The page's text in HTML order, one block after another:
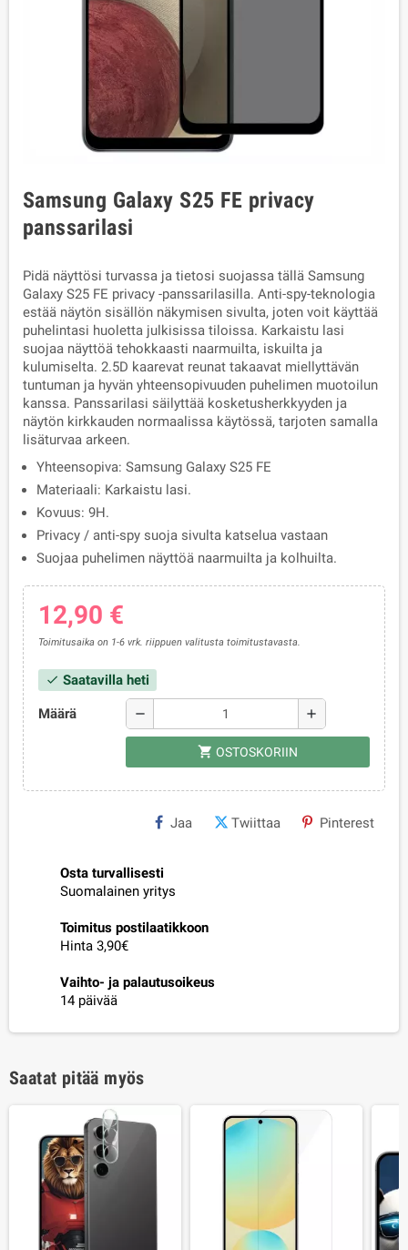
Samsung Galaxy S25 FE privacy
panssarilasi
Pidä näyttösi turvassa ja tietosi suojassa tällä Samsung
Galaxy S25 FE privacy -panssarilasilla. Anti-spy-teknologia
estää näytön sisällön näkymisen sivulta, joten voit käyttää
puhelintasi huoletta julkisissa tiloissa. Karkaistu lasi
suojaa näyttöä tehokkaasti naarmuilta, iskuilta ja
kulumiselta. 2.5D kaarevat reunat takaavat miellyttävän
tuntuman ja hyvän yhteensopivuuden puhelimen muotoilun
kanssa. Panssarilasi säilyttää kosketusherkkyyden ja
näytön kirkkauden normaalissa käytössä, tarjoten samalla
lisäturvaa arkeen.
Yhteensopiva: Samsung Galaxy S25 FE
Materiaali: Karkaistu lasi.
Kovuus: 9H.
Privacy / anti-spy suoja sivulta katselua vastaan
Suojaa puhelimen näyttöä naarmuilta ja kolhuilta.
12,90 €
Toimitusaika on 1-6 vrk. riippuen valitusta toimitustavasta.
check Saatavilla heti
Määrä remove add
shopping_cart OSTOSKORIIN
Jaa Twiittaa Pinterest
Osta turvallisesti
Suomalainen yritys
Toimitus postilaatikkoon
Hinta 3,90€
Vaihto- ja palautusoikeus
14 päivää
Saatat pitää myös